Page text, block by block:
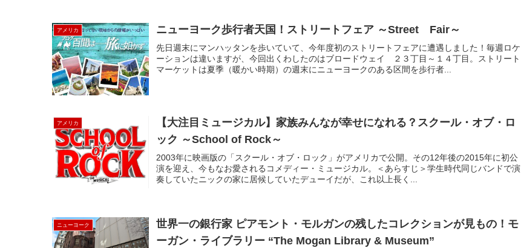
アメリカ ニューヨーク歩行者天国！ストリートフェア ～Street Fair～
先日週末にマンハッタンを歩いていて、今年度初のストリートフェアに遭遇しました！毎週ロケ
ーションは違いますが、今回出くわしたのはブロードウェイ ２３丁目～１４丁目。ストリート
マーケットは夏季（暖かい時期）の週末にニューヨークのある区間を歩行者...
アメリカ
【大注目ミュージカル】家族みんなが幸せになれる？スクール・オブ・ロ
ック ～School of Rock～
2003年に映画版の「スクール・オブ・ロック」がアメリカで公開。その12年後の2015年に初公
演を迎え、今もなお愛されるコメディー・ミュージカル。＜あらすじ＞学生時代同じバンドで演
奏していたニックの家に居候していたデューイだが、これ以上長く...
ニューヨーク
世界一の銀行家 ピアモント・モルガンの残したコレクションが見もの！モ
ーガン・ライブラリー “The Mogan Library & Museum”